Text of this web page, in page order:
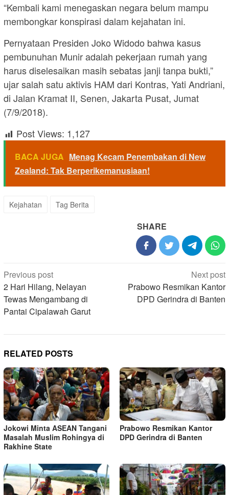
“Kembali kami menegaskan negara belum mampu
membongkar konspirasi dalam kejahatan ini.
Pernyataan Presiden Joko Widodo bahwa kasus
pembunuhan Munir adalah pekerjaan rumah yang
harus diselesaikan masih sebatas janji tanpa bukti,”
ujar salah satu aktivis HAM dari Kontras, Yati Andriani,
di Jalan Kramat II, Senen, Jakarta Pusat, Jumat
(7/9/2018).
Post Views: 1,127
BACA JUGA Menag Kecam Penembakan di New
Zealand: Tak Berperikemanusiaan!
Kejahatan Tag Berita
SHARE
Post
navigation
Previous post
2 Hari Hilang, Nelayan
Tewas Mengambang di
Pantai Cipalawah Garut
Next post
Prabowo Resmikan Kantor
DPD Gerindra di Banten
RELATED POSTS
Jokowi Minta ASEAN Tangani
Masalah Muslim Rohingya di
Rakhine State
Prabowo Resmikan Kantor
DPD Gerindra di Banten